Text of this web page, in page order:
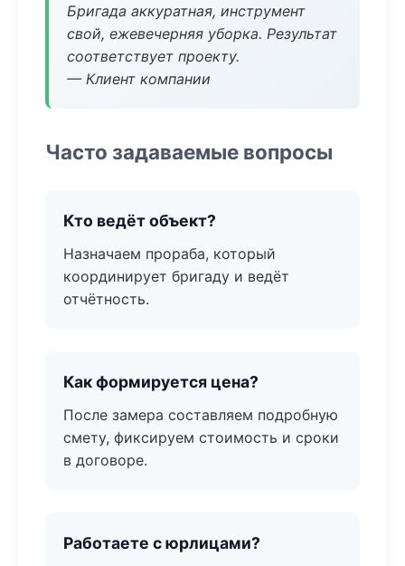
Бригада аккуратная, инструмент
свой, ежевечерняя уборка. Результат
соответствует проекту.
— Клиент компании
Часто задаваемые вопросы
Кто ведёт объект?
Назначаем прораба, который
координирует бригаду и ведёт
отчётность.
Как формируется цена?
После замера составляем подробную
смету, фиксируем стоимость и сроки
в договоре.
Работаете с юрлицами?